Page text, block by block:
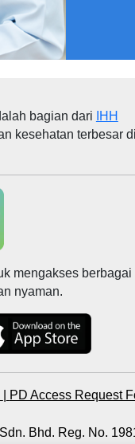
bagian dari
IHH
kesehatan terbesar di
mengakses berbagai
nyaman.
PD Access Request
Bhd. Reg. No.